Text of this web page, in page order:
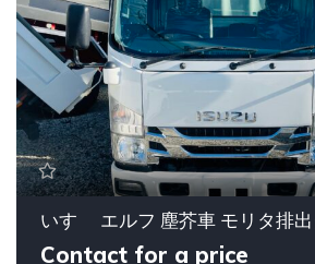
Contact for a price